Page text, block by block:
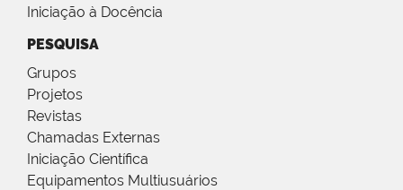
Iniciação à Docência
PESQUISA
Grupos
Projetos
Revistas
Chamadas Externas
Iniciação Científica
Equipamentos Multiusuários